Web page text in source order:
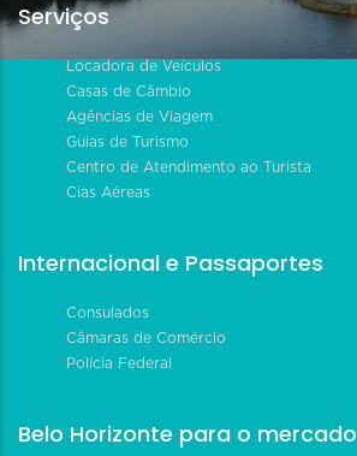
Serviços
Locadora de Veículos
Casas de Câmbio
Agências de Viagem
Guias de Turismo
Centro de Atendimento ao Turista
Cias Aéreas
Internacional e Passaportes
Consulados
Câmaras de Comércio
Polícia Federal
Belo Horizonte para o mercado